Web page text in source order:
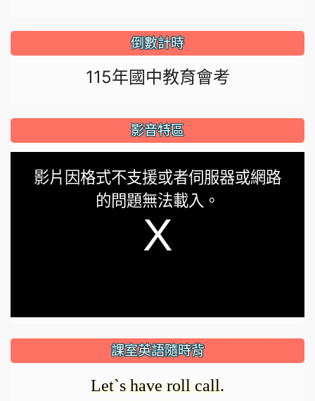
倒數計時
115年國中教育會考
影音特區
影片因格式不支援或者伺服器或網路
的問題無法載入。
課室英語隨時背
Let`s have roll call.